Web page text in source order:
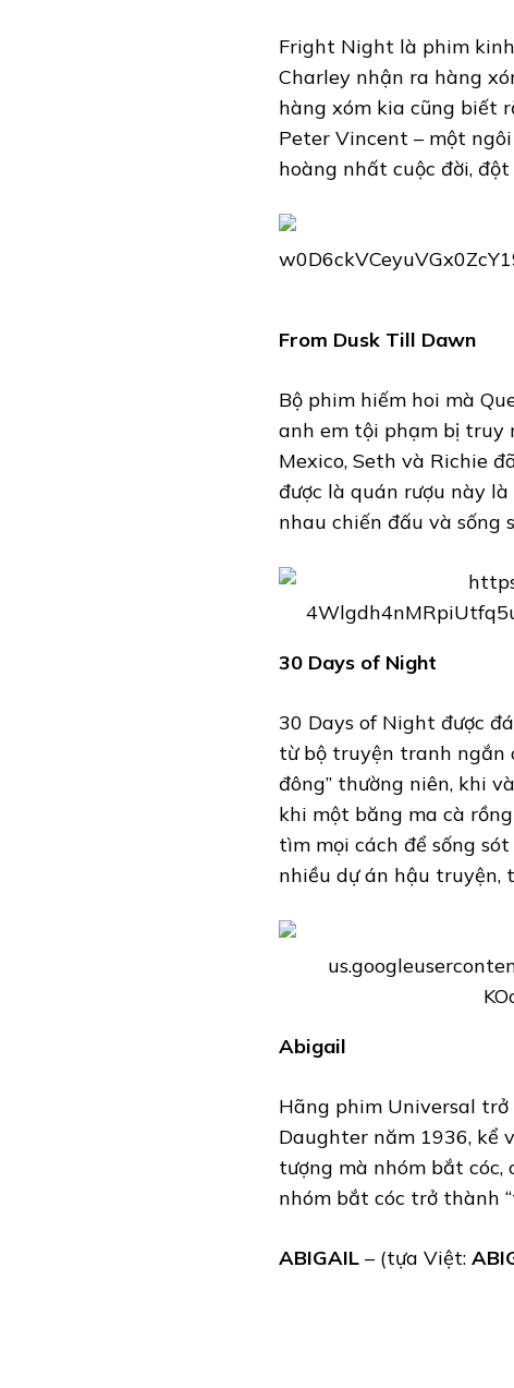
Fright Night là phim
Charley nhận ra hàng
hàng xóm kia cũng biết
Peter Vincent – một
hoàng nhất cuộc đời,
From Dusk Till Dawn
Bộ phim hiếm hoi mà
anh em tội phạm bị truy
Mexico, Seth và Richie
được là quán rượu này
nhau chiến đấu và sống
30 Days of Night
30 Days of Night được
từ bộ truyện tranh ngắn
đông” thường niên, khi
khi một băng ma cà
tìm mọi cách để sống
nhiều dự án hậu truyện,
Abigail
Hãng phim Universal
Daughter năm 1936, kể
tượng mà nhóm bắt cóc,
nhóm bắt cóc trở thành
ABIGAIL – (tựa Việt: